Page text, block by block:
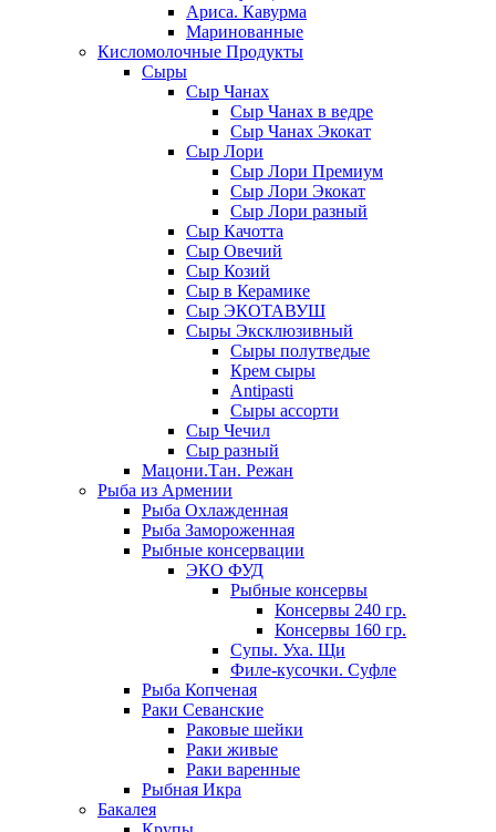
Ариса. Кавурма
Маринованные
Кисломолочные Продукты
Сыры
Сыр Чанах
Сыр Чанах в ведре
Сыр Чанах Экокат
Сыр Лори
Сыр Лори Премиум
Сыр Лори Экокат
Сыр Лори разный
Сыр Качотта
Сыр Овечий
Сыр Козий
Сыр в Керамике
Сыр ЭКОТАВУШ
Сыры Эксклюзивный
Сыры полутведые
Крем сыры
Antipasti
Сыры ассорти
Сыр Чечил
Сыр разный
Мацони.Тан. Режан
Рыба из Армении
Рыба Охлажденная
Рыба Замороженная
Рыбные консервации
ЭКО ФУД
Рыбные консервы
Консервы 240 гр.
Консервы 160 гр.
Супы. Уха. Щи
Филе-кусочки. Суфле
Рыба Копченая
Раки Севанские
Раковые шейки
Раки живые
Раки варенные
Рыбная Икра
Бакалея